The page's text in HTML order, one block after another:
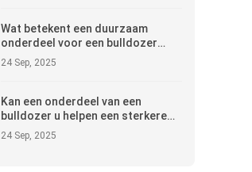
Wat betekent een duurzaam
onderdeel voor een bulldozer
voor de winst van uw bedrijf?
24 Sep, 2025
Kan een onderdeel van een
bulldozer u helpen een sterkere
merknaam op te bouwen?
24 Sep, 2025